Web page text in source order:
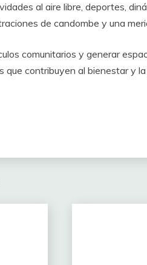
al aire libre, deportes,
de candombe y una
comunitarios y generar
contribuyen al bienestar y